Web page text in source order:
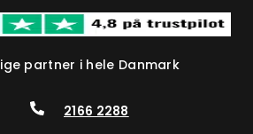
partner i hele Danmark
2166 2288